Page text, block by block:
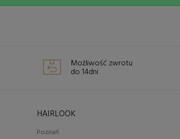
Możliwość zwrotu
do 14dni
HAIRLOOK
Poznań